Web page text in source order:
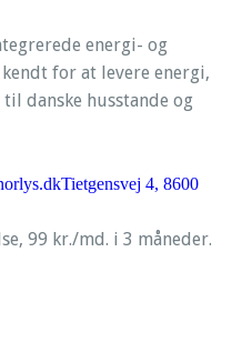
energi- og
for at levere energi,
danske husstande og
Tietgensvej 4, 8600
99 kr./md. i 3 måneder.